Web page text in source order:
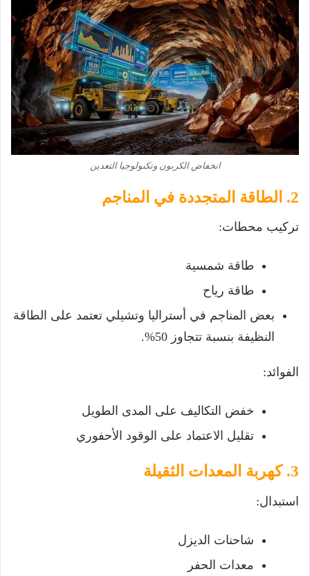
انخفاض الكربون وتكنولوجيا التعدين
2. الطاقة المتجددة في المناجم
تركيب محطات:
طاقة شمسية
طاقة رياح
بعض المناجم في أستراليا وتشيلي تعتمد على الطاقة
النظيفة بنسبة تتجاوز 50%.
الفوائد:
خفض التكاليف على المدى الطويل
تقليل الاعتماد على الوقود الأحفوري
3. كهربة المعدات الثقيلة
استبدال:
شاحنات الديزل
معدات الحفر